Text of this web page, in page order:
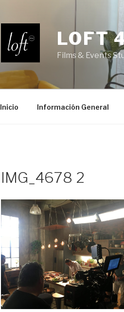
LOFT
Films & Events
Inicio Información General
IMG_4678 2